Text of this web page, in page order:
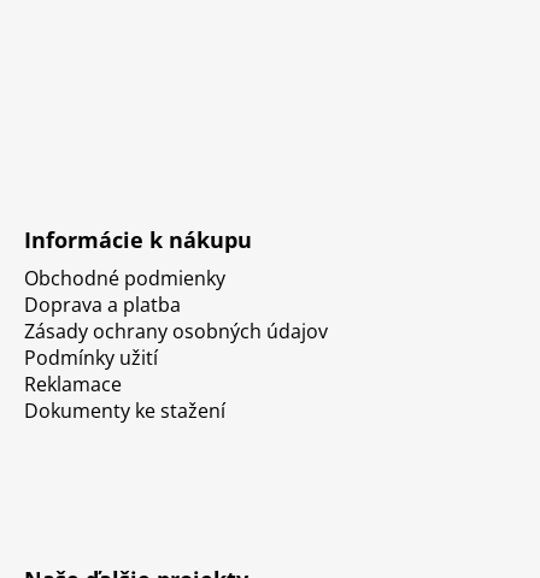
Informácie k nákupu
Obchodné podmienky
Doprava a platba
Zásady ochrany osobných údajov
Podmínky užití
Reklamace
Dokumenty ke stažení